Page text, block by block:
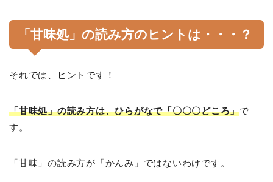
「甘味処」の読み方のヒントは・・・？
それでは、ヒントです！
「甘味処」の読み方は、ひらがなで「〇〇〇どころ」で
す。
「甘味」の読み方が「かんみ」ではないわけです。